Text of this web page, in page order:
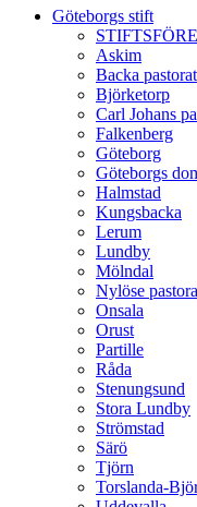
Göteborgs stift
Askim
Backa pastorat
Björketorp
Carl Johans
Falkenberg
Göteborg
Göteborgs
Halmstad
Kungsbacka
Lerum
Lundby
Mölndal
Nylöse
Onsala
Orust
Partille
Råda
Stenungsund
Stora Lundby
Strömstad
Särö
Tjörn
Torslanda-